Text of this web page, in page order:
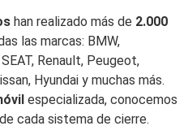
han realizado más de 2.000
las marcas: BMW,
Renault, Peugeot,
Hyundai y muchas más.
especializada, conocemos
cada sistema de cierre.